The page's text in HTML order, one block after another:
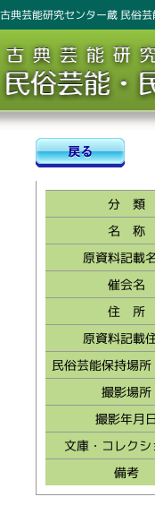
古典芸能研究センター蔵 民俗
分 類
名 称
原資料記載
催会名
住 所
原資料記載
民俗芸能保持場所
撮影場所
撮影年月日
文庫・コレクシ
備考